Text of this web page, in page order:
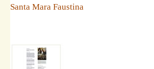
Santa Mara Faustina